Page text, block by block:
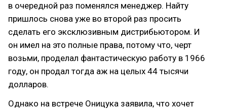
в очередной раз поменялся менеджер. Найту
пришлось снова уже во второй раз просить
сделать его эксклюзивным дистрибьютором. И
он имел на это полные права, потому что, черт
возьми, проделал фантастическую работу в 1966
году, он продал тогда аж на целых 44 тысячи
долларов.
Однако на встрече Оницука заявила, что хочет